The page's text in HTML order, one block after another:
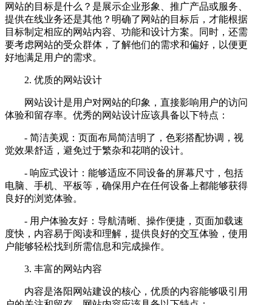
网站的目标是什么？是展示企业形象、推广产品或服务、
提供在线业务还是其他？明确了网站的目标后，才能根据
目标制定相应的网站内容、功能和设计方案。同时，还需
要考虑网站的受众群体，了解他们的需求和偏好，以便更
好地满足用户的需求。
2. 优质的网站设计
网站设计是用户对网站的印象，直接影响用户的访问
体验和留存率。优秀的网站设计应该具备以下特点：
- 简洁美观：页面布局简洁明了，色彩搭配协调，视
觉效果舒适，避免过于繁杂和花哨的设计。
- 响应式设计：能够适应不同设备的屏幕尺寸，包括
电脑、手机、平板等，确保用户在任何设备上都能够获得
良好的浏览体验。
- 用户体验友好：导航清晰、操作便捷，页面加载速
度快，内容易于阅读和理解，提供良好的交互体验，使用
户能够轻松找到所需信息和完成操作。
3. 丰富的网站内容
内容是洛阳网站建设的核心，优质的内容能够吸引用